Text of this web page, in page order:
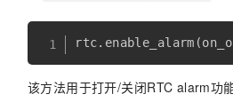
rtc. enable_alarm (
该方法用于打开/关闭RTC alarm功能